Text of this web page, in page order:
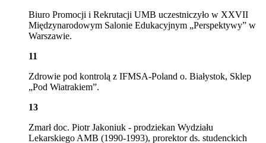
Biuro Promocji i Rekrutacji UMB uczestniczyło w XXVII
Międzynarodowym Salonie Edukacyjnym „Perspektywy” w
Warszawie.
11
Zdrowie pod kontrolą z IFMSA-Poland o. Białystok, Sklep
„Pod Wiatrakiem”.
13
Zmarł doc. Piotr Jakoniuk - prodziekan Wydziału
Lekarskiego AMB (1990-1993), prorektor ds. studenckich